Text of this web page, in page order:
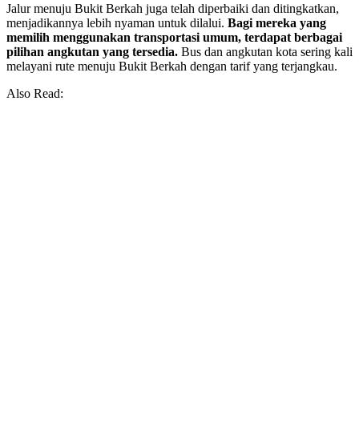
Jalur menuju Bukit Berkah juga telah diperbaiki dan ditingkatkan,
menjadikannya lebih nyaman untuk dilalui. Bagi mereka yang
memilih menggunakan transportasi umum, terdapat berbagai
pilihan angkutan yang tersedia. Bus dan angkutan kota sering kali
melayani rute menuju Bukit Berkah dengan tarif yang terjangkau.
Also Read: